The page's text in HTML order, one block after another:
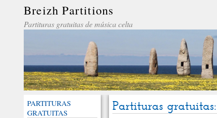
Breizh Partitions
Partituras gratuitas de música celta
PARTITURAS
GRATUITAS
Partituras